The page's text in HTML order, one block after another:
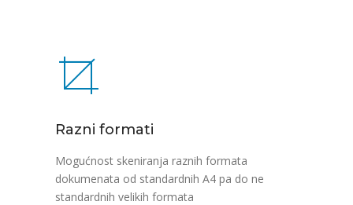
Razni formati
Mogućnost skeniranja raznih formata
dokumenata od standardnih A4 pa do ne
standardnih velikih formata